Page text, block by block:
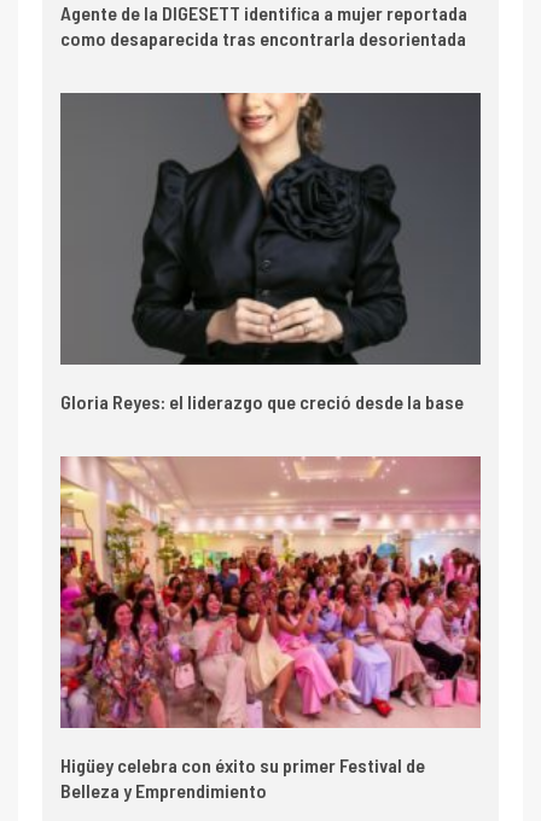
Agente de la DIGESETT identifica a mujer reportada
como desaparecida tras encontrarla desorientada
Gloria Reyes: el liderazgo que creció desde la base
Higüey celebra con éxito su primer Festival de
Belleza y Emprendimiento